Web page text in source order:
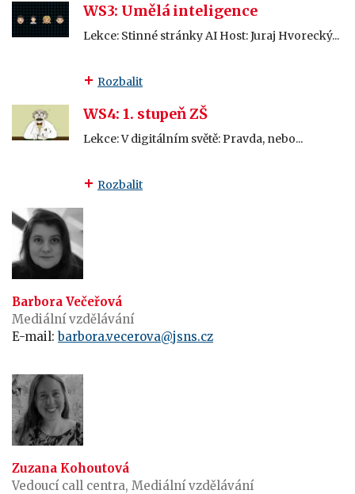
WS3: Umělá inteligence
Lekce: Stinné stránky AI Host: Juraj Hvorecký...
Rozbalit
WS4: 1. stupeň ZŠ
Lekce: V digitálním světě: Pravda, nebo...
Rozbalit
Barbora Večeřová
Mediální vzdělávání
E-mail:barbora.vecerova@jsns.cz
Zuzana Kohoutová
Vedoucí call centra, Mediální vzdělávání